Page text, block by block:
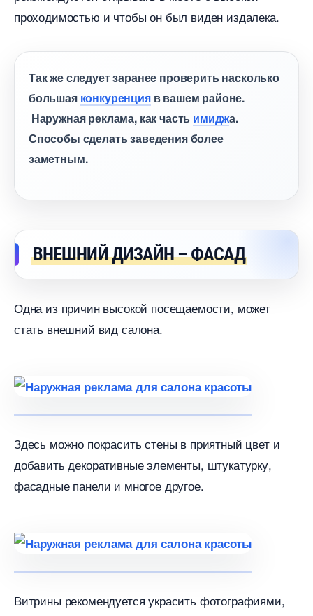
проходимостью и чтобы он был виден издалека.
Так же следует заранее проверить насколько
ольшая конкуренцияашем районе.
Наружная реклама, как часть имиджа.
Способы сделать заведения более
заметным.
НЕШНИЙ ДИЗАЙН – ФАСАД
Одна из причин высокой посещаемости, может
стать внешний вид салона.
Здесь можно покрасить стены в приятный цвет и
добавить декоративные элементы, штукатурку,
фасадные панели и многое другое.
итрины рекомендуется украсить фотографиями,